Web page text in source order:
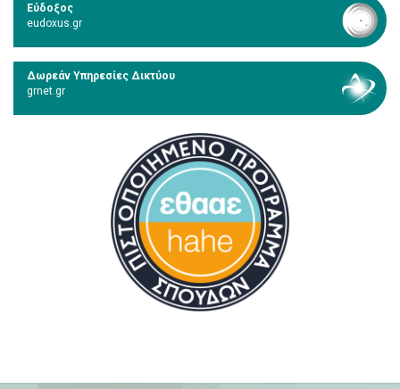
Εύδοξος
eudoxus.gr
Δωρεάν Υπηρεσίες Δικτύου
grnet.gr